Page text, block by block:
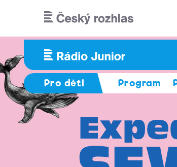
Pro děti Program